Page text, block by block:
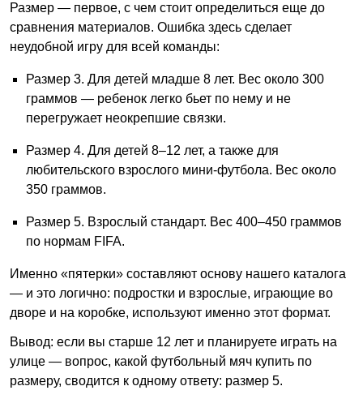
Размер — первое, с чем стоит определиться еще до
сравнения материалов. Ошибка здесь сделает
неудобной игру для всей команды:
Размер 3. Для детей младше 8 лет. Вес около 300
граммов — ребенок легко бьет по нему и не
перегружает неокрепшие связки.
Размер 4. Для детей 8–12 лет, а также для
любительского взрослого мини-футбола. Вес около
350 граммов.
Размер 5. Взрослый стандарт. Вес 400–450 граммов
по нормам FIFA.
Именно «пятерки» составляют основу нашего каталога
— и это логично: подростки и взрослые, играющие во
дворе и на коробке, используют именно этот формат.
Вывод: если вы старше 12 лет и планируете играть на
улице — вопрос, какой футбольный мяч купить по
размеру, сводится к одному ответу: размер 5.